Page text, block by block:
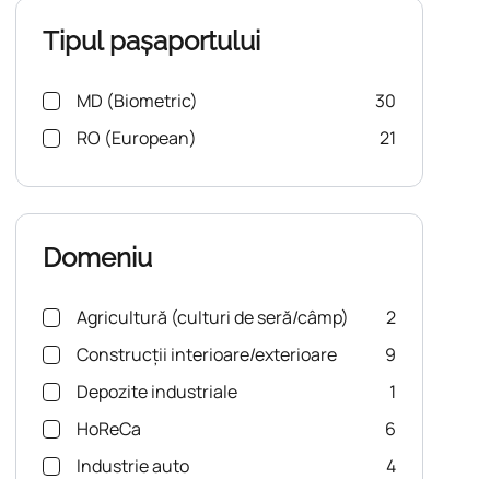
Tipul pașaportului
MD (Biometric)
30
RO (European)
21
Domeniu
Agricultură (culturi de seră/câmp)
2
Construcții interioare/exterioare
9
Depozite industriale
1
HoReCa
6
Industrie auto
4